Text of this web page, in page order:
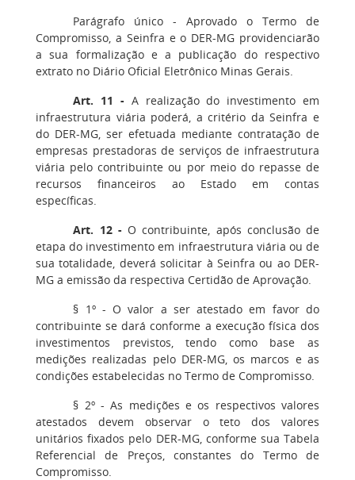
Parágrafo único - Aprovado o Termo de
Compromisso, a Seinfra e o DER-MG providenciarão
a sua formalização e a publicação do respectivo
extrato no Diário Oficial Eletrônico Minas Gerais.
Art. 11 - A realização do investimento em
infraestrutura viária poderá, a critério da Seinfra e
do DER-MG, ser efetuada mediante contratação de
empresas prestadoras de serviços de infraestrutura
viária pelo contribuinte ou por meio do repasse de
recursos financeiros ao Estado em contas
específicas.
Art. 12 - O contribuinte, após conclusão de
etapa do investimento em infraestrutura viária ou de
sua totalidade, deverá solicitar à Seinfra ou ao DER-
MG a emissão da respectiva Certidão de Aprovação.
§ 1º - O valor a ser atestado em favor do
contribuinte se dará conforme a execução física dos
investimentos previstos, tendo como base as
medições realizadas pelo DER-MG, os marcos e as
condições estabelecidas no Termo de Compromisso.
§ 2º - As medições e os respectivos valores
atestados devem observar o teto dos valores
unitários fixados pelo DER-MG, conforme sua Tabela
Referencial de Preços, constantes do Termo de
Compromisso.